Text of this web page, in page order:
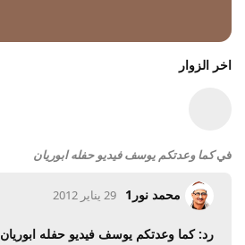
اخر الزوار
فيكما وعدتكم يوسف فيديو حفله ابوريان
محمد نور1 29 يناير 2012
رد: كما وعدتكم يوسف فيديو حفله ابوريان